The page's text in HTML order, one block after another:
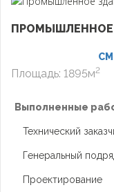
Площадь: 1895м2
Выполненные
Технический
Генеральный
Проектирование